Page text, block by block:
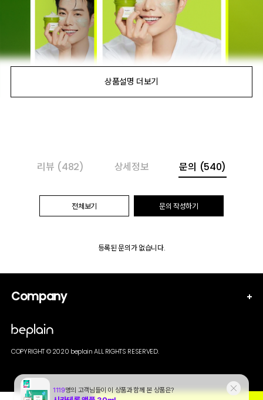
리뷰 (482) 상세정보 문의 (540)
전체보기 문의 작성하기
등록된 문의가 없습니다.
Company
COPYRIGHT © 2020 beplain ALL RIGHTS RESERVED.